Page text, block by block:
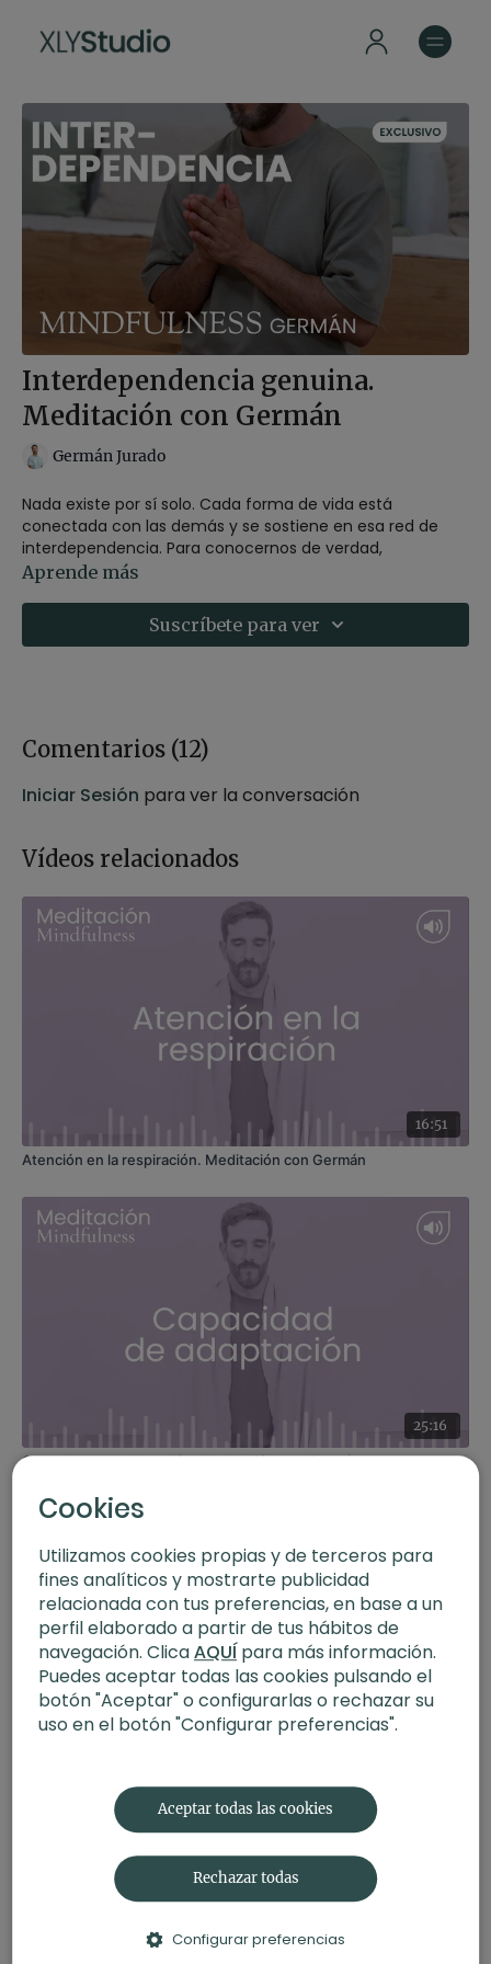
Interdependencia genuina.
Meditación con Germán
Germán Jurado
Nada existe por sí solo. Cada forma de vida está
conectada con las demás y se sostiene en esa red de
interdependencia. Para conocernos de verdad,
necesitamos mirarnos desde esa conexión. Solo cuando
despertar la sabiduría que habita en nuestro interior.
la meditación puedes hacerla sentado en una silla o
sobre un cojín. Para una mayor relajación también te
recomendamos usar unavela aromática artesanal
que podrás encontrar en la tienda de Xuan Lan.
Aprende más
Suscríbete para ver
Comentarios (12)
Iniciar Sesión para ver la conversación
Vídeos relacionados
16:51
Atención en la respiración. Meditación con Germán
25:16
Capacidad de adaptación. Meditación con Germán
Cookies
Utilizamos cookies propias y de terceros para
fines analíticos y mostrarte publicidad
relacionada con tus preferencias, en base a un
perfil elaborado a partir de tus hábitos de
navegación. ClicaAQUÍpara más información.
Puedes aceptar todas las cookies pulsando el
botón "Aceptar" o configurarlas o rechazar su
uso en el botón "Configurar preferencias".
Aceptar todas las cookies
Rechazar todas
Configurar preferencias